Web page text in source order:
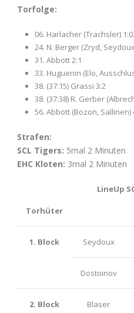
Torfolge:
06. Harlacher (Trachsler) 1:0.
24. N. Berger (Zryd,
31. Abbott 2:1
33. Huguenin (Elo,
38. (37:15) Grassi 3:2
38. (37:38) R. Gerber
56. Abbott (Bozon, Sallinen)
Strafen:
SCL Tigers: 5mal 2 Minuten
EHC Kloten: 3mal 2 Minuten
LineUp
Torhüter
1. Block Seydoux
Dostoinov
2. Block Blaser